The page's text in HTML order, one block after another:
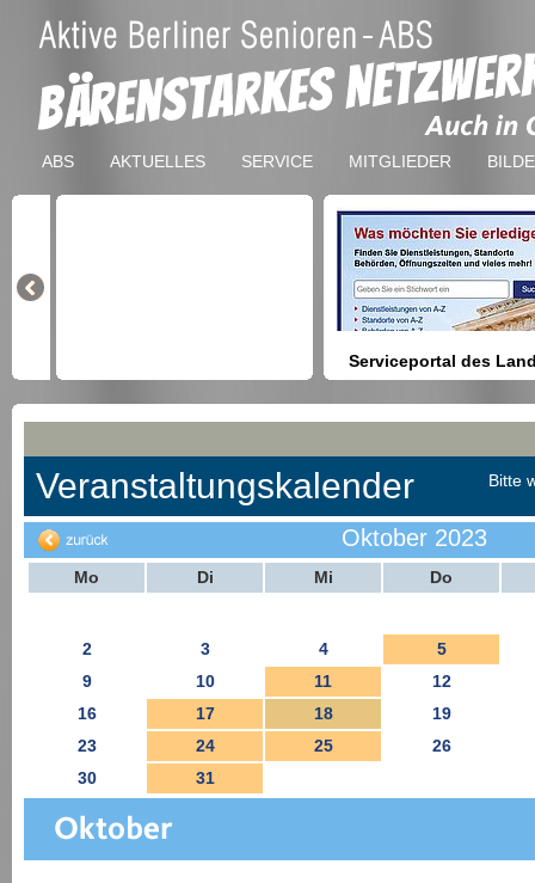
ABS AKTUELLES SERVICE MITGLIEDER
Serviceportal des
Berlin
Anmeldung bei Ämtern usw.
Veranstaltungskalender Bitte
Oktober 2023
Mo Di Mi Do
2 3 4
5
9
10 11
12
16
17 18
19
23
24 25
26
30
31